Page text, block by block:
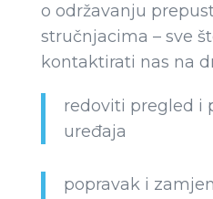
o održavanju
stručnjacima – sve
kontaktirati nas na
redoviti pregled i
uređaja
popravak i